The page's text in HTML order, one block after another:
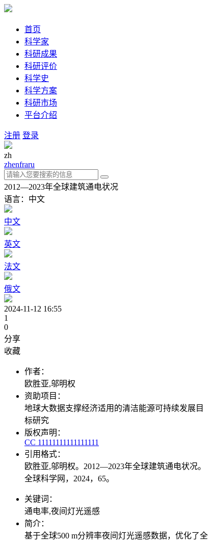
首页
科学家
科研成果
科研评价
科学史
科学方案
科研市场
平台介绍
注册 登录
zh
zhenfraru
2012—2023年全球建筑通电状况
语言：中文
中文
英文
法文
俄文
2024-11-12 16:55
1
0
分享
收藏
作者：
欧胜亚,邬明权
资助项目：
地球大数据支撑经济适用的清洁能源可持续发展目
标研究
版权声明：
CC 11111111111111111
引用格式：
欧胜亚,邬明权。2012—2023年全球建筑通电状况。
全球科学网，2024，65。
关键词：
通电率,夜间灯光遥感
简介：
基于全球500 m分辨率夜间灯光遥感数据，优化了全